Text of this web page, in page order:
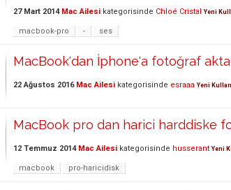
27 Mart 2014 Mac Ailesi kategorisinde Chloé Cristal Yeni
macbook-pro - ses
MacBook'dan İphone'a fotoğraf
22 Ağustos 2016 Mac Ailesi kategorisinde esraaa Yeni
MacBook pro dan harici harddiske
12 Temmuz 2014 Mac Ailesi kategorisinde husserant Yeni
macbook pro-haricidisk